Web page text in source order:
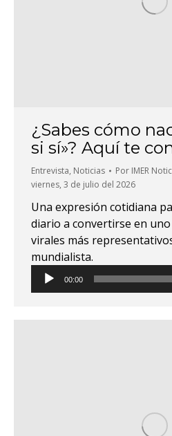
¿Sabes cómo
si sí»? Aquí te
Entrevista, Noticias Por IMER
viernes, 3 de julio del 2026
Una expresión cotidiana
diario a convertirse en
virales más
mundialista.
Reproductor
de
00:00